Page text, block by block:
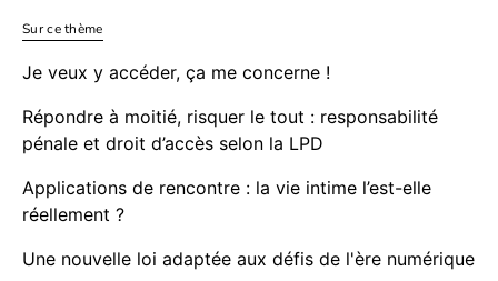
Sur ce thème
Je veux y accéder, ça me concerne !
Répondre à moitié, risquer le tout : responsabilité
pénale et droit d’accès selon la LPD
Applications de rencontre : la vie intime l’est-elle
réellement ?
Une nouvelle loi adaptée aux défis de l'ère numérique